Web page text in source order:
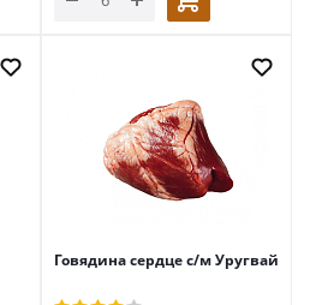
Говядина сердце с/м Уругвай